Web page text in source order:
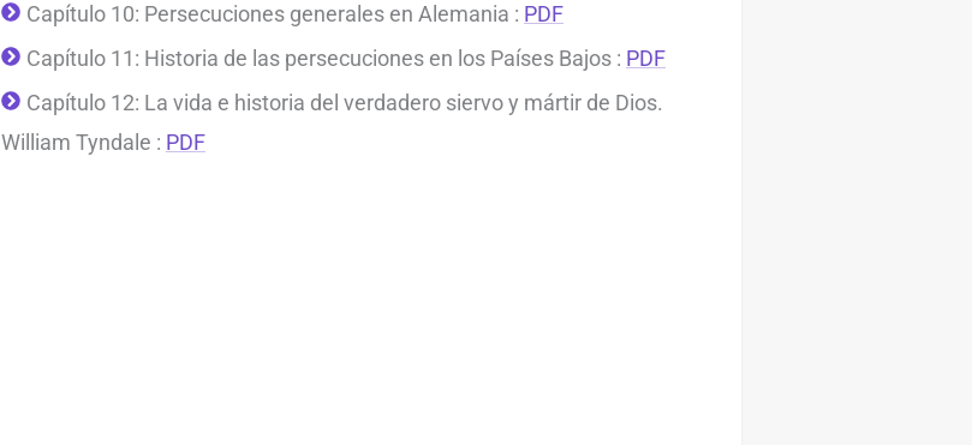
Capítulo 10: Persecuciones generales en Alemania : PDF
Capítulo 11: Historia de las persecuciones en los Países Bajos : PDF
Capítulo 12: La vida e historia del verdadero siervo y mártir de Dios.
William Tyndale : PDF